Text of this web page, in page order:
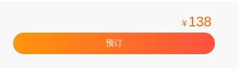
¥ 138
预订